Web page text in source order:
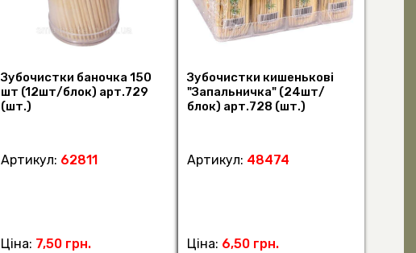
Зубочистки баночка 150
шт (12шт/блок) арт.729
(шт.)
Артикул: 62811
Ціна: 7,50 грн.
Зубочистки кишенькові
"Запальничка" (24шт/
блок) арт.728 (шт.)
Артикул: 48474
Ціна: 6,50 грн.